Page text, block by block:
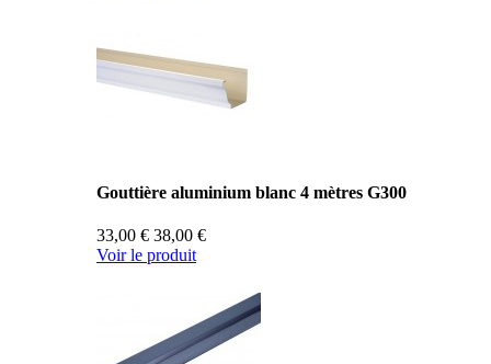
Gouttière aluminium blanc 4 mètres G300
33,00 € 38,00 €
Voir le produit